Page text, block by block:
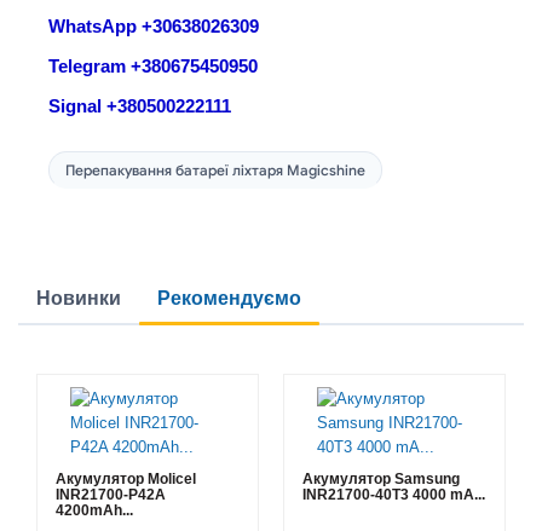
WhatsApp +30638026309
Telegram +380675450950
Signal +380500222111
Перепакування батареї ліхтаря Magicshine
Новинки Рекомендуємо
Акумулятор Molicel
INR21700-P42A
4200mAh...
Акумулятор Samsung
INR21700-40T3 4000 mA...